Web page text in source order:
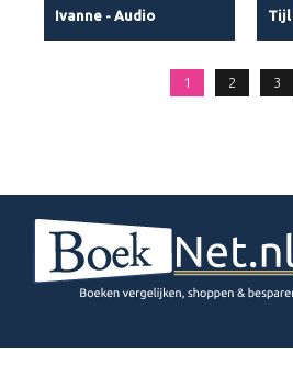
Ivanne - Audio Tijl
1 2 3